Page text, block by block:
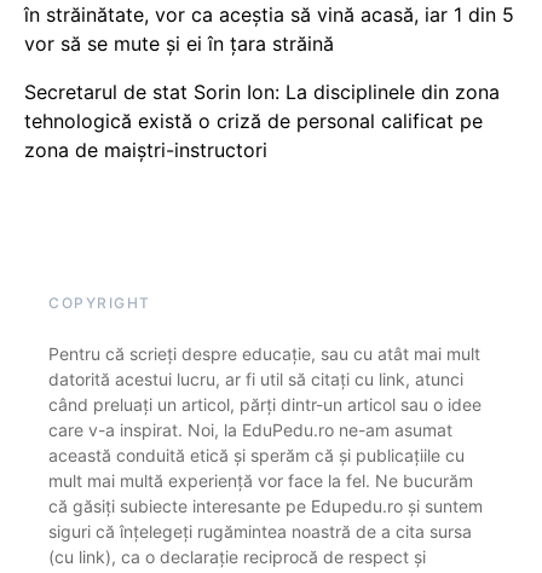
în străinătate, vor ca aceștia să vină acasă, iar 1 din 5
vor să se mute și ei în țara străină
Secretarul de stat Sorin Ion: La disciplinele din zona
tehnologică există o criză de personal calificat pe
zona de maiștri-instructori
COPYRIGHT
Pentru că scrieți despre educație, sau cu atât mai mult
datorită acestui lucru, ar fi util să citați cu link, atunci
când preluați un articol, părți dintr-un articol sau o idee
care v-a inspirat. Noi, la EduPedu.ro ne-am asumat
această conduită etică și sperăm că și publicațiile cu
mult mai multă experiență vor face la fel. Ne bucurăm
că găsiți subiecte interesante pe Edupedu.ro și suntem
siguri că înțelegeți rugămintea noastră de a cita sursa
(cu link), ca o declarație reciprocă de respect și